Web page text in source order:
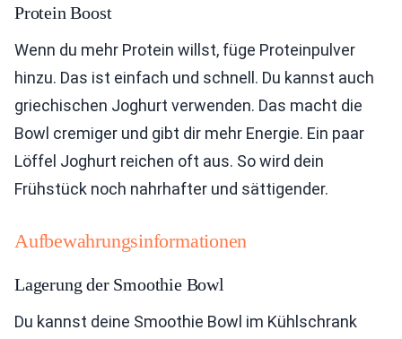
Protein Boost
Wenn du mehr Protein willst, füge Proteinpulver
hinzu. Das ist einfach und schnell. Du kannst auch
griechischen Joghurt verwenden. Das macht die
Bowl cremiger und gibt dir mehr Energie. Ein paar
Löffel Joghurt reichen oft aus. So wird dein
Frühstück noch nahrhafter und sättigender.
Aufbewahrungsinformationen
Lagerung der Smoothie Bowl
Du kannst deine Smoothie Bowl im Kühlschrank